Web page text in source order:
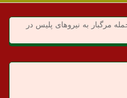
مرگبار به نیروهای پلیس در